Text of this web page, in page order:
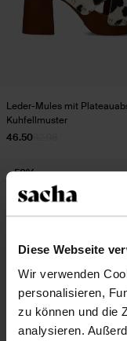
Diese Webseite
Wir verwenden
personalisieren,
zu können und die
analysieren.
Leder-Mules mit
Kuhfellmuster
46.50
- 50%